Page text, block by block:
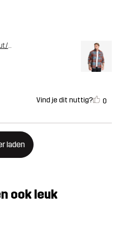
Rusty Walnut/Stormy Weather
Vind je dit nuttig? 0
laden
ook leuk